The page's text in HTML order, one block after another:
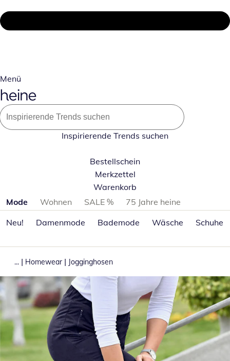
Menü
Inspirierende Trends suchen
Bestellschein
Merkzettel
Warenkorb
Produktkategorien überspringen
Mode Wohnen SALE %
75 Jahre heine
Neu!
Damenmode Bademode Wäsche Schuhe
... | Homewear | Jogginghosen